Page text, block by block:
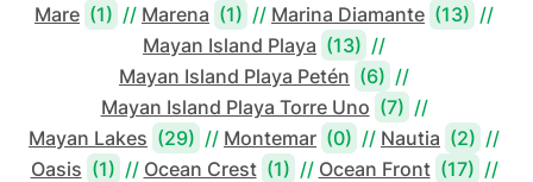
Mare (1) // Marena (1) // Marina Diamante (13) //
Mayan Island Playa (13) //
Mayan Island Playa Petén (6) //
Mayan Island Playa Torre Uno (7) //
Mayan Lakes (29) // Montemar (0) // Nautia (2) //
Oasis (1) // Ocean Crest (1) // Ocean Front (17) //